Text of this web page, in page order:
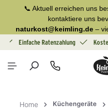
springen
📞 Aktuell erreichen uns
kontaktiere uns
naturkost@keimling.de–
Einfache Ratenzahlung
Home Küchengeräte